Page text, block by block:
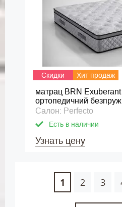
Скидки Хит продаж
матрац BRN Exuberant
ортопедичний
Салон: Perfecto
Есть в наличии
Узнать цену
1 2 3